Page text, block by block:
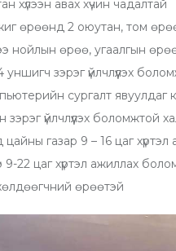
хүлээн авах хүчин чадалтай
өрөөнд 2 оюутан, том
нойлын өрөө, угаалгын
зэрэг үйлчлүүлэх
сургалт
үйлчлүүлэх боломжтой
цайны газар 9 – 16 цаг хүртэл
9-22 цаг хүртэл ажиллах
өрөөтэй